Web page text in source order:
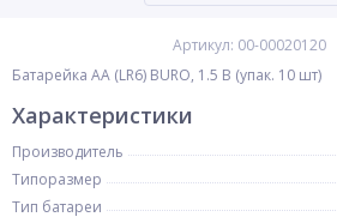
Артикул: 00-00020120
Батарейка AA (LR6) BURO, 1.5 В (упак. 10 шт)
Характеристики
Производитель
Типоразмер
Тип батареи